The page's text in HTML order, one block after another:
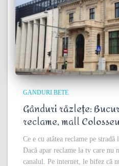
GANDURI BETE
Gânduri răzlețe:
reclame, mall
Ce e cu atâtea reclame pe
Dacă apar reclame la tv care nu
canalul. Pe internet, le bifez că